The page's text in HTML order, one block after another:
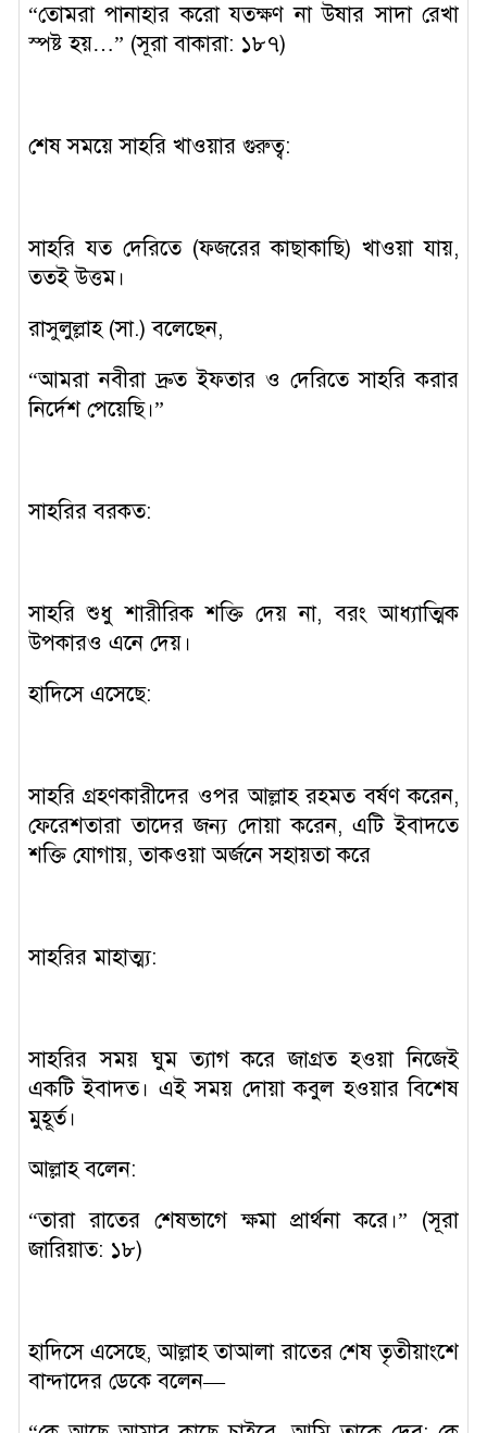
“তোমরা পানাহার করো যতক্ষণ না উষার সাদা রেখা
স্পষ্ট হয়…” (সূরা বাকারা: ১৮৭)
শেষ সময়ে সাহরি খাওয়ার গুরুত্ব:
সাহরি যত দেরিতে (ফজরের কাছাকাছি) খাওয়া যায়,
ততই উত্তম।
রাসুলুল্লাহ (সা.) বলেছেন,
“আমরা নবীরা দ্রুত ইফতার ও দেরিতে সাহরি করার
নির্দেশ পেয়েছি।”
সাহরির বরকত:
সাহরি শুধু শারীরিক শক্তি দেয় না, বরং আধ্যাত্মিক
উপকারও এনে দেয়।
হাদিসে এসেছে:
সাহরি গ্রহণকারীদের ওপর আল্লাহ রহমত বর্ষণ করেন,
ফেরেশতারা তাদের জন্য দোয়া করেন, এটি ইবাদতে
শক্তি যোগায়, তাকওয়া অর্জনে সহায়তা করে
সাহরির মাহাত্ম্য:
সাহরির সময় ঘুম ত্যাগ করে জাগ্রত হওয়া নিজেই
একটি ইবাদত। এই সময় দোয়া কবুল হওয়ার বিশেষ
মুহূর্ত।
আল্লাহ বলেন:
“তারা রাতের শেষভাগে ক্ষমা প্রার্থনা করে।” (সূরা
জারিয়াত: ১৮)
হাদিসে এসেছে, আল্লাহ তাআলা রাতের শেষ তৃতীয়াংশে
বান্দাদের ডেকে বলেন—